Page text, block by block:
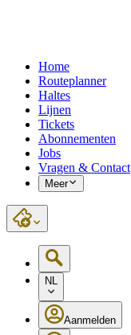
Home
Routeplanner
Haltes
Lijnen
Tickets
Abonnementen
Jobs
Vragen & Contact
Meer
NL
Aanmelden